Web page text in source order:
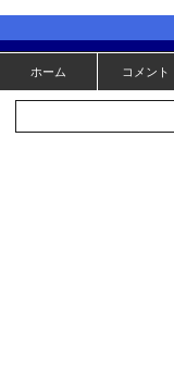
ホーム コメント